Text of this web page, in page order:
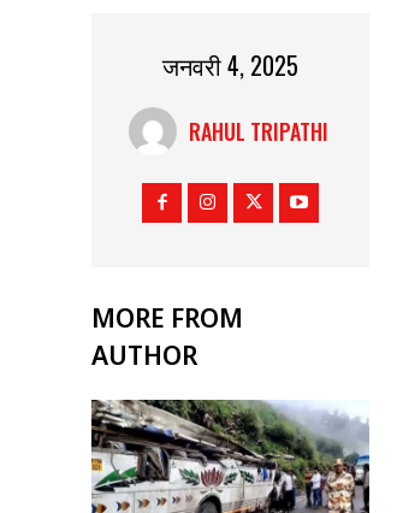
जनवरी 4, 2025
RAHUL TRIPATHI
MORE FROM
AUTHOR